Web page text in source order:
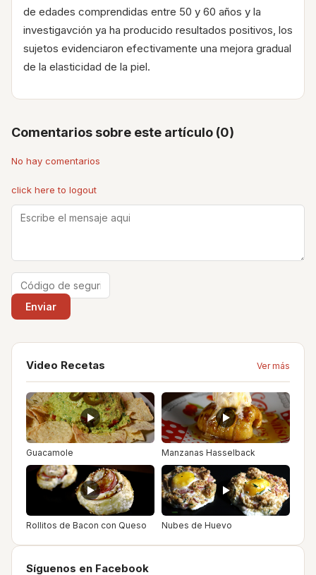
de edades comprendidas entre 50 y 60 años y la
investigavción ya ha producido resultados positivos, los
sujetos evidenciaron efectivamente una mejora gradual
de la elasticidad de la piel.
Comentarios sobre este artículo (0)
No hay comentarios
click here to logout
Video Recetas Ver más
Guacamole Manzanas Hasselback
Rollitos de Bacon con Queso Nubes de Huevo
Síguenos en Facebook